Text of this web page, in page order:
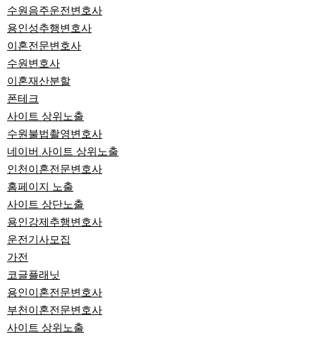
수원음주운전변호사
용인성추행변호사
이혼전문변호사
수원변호사
이혼재산분할
폰테크
사이트 상위노출
수원불법촬영변호사
네이버 사이트 상위노출
인천이혼전문변호사
홈페이지 노출
사이트 상단노출
용인강제추행변호사
운전기사모집
가전
코글플래닛
용인이혼전문변호사
부천이혼전문변호사
사이트 상위노출